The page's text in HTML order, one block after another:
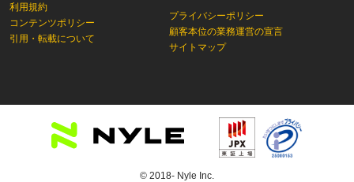
利用規約
コンテンツポリシー
引用・転載について
プライバシーポリシー
顧客本位の業務運営の宣言
サイトマップ
© 2018- Nyle Inc.